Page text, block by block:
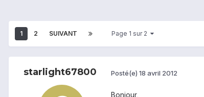
1 2 SUIVANT Page 1 sur 2
starlight67800 Posté(e) 18 avril 2012
Bonjour,